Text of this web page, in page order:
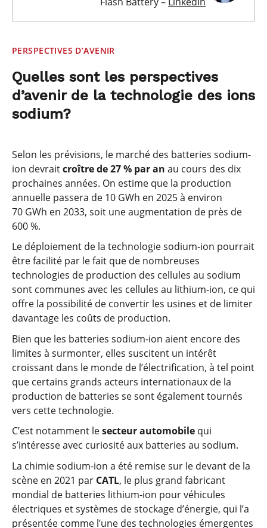
PERSPECTIVES D’AVENIR
Quelles sont les perspectives
d’avenir de la technologie des ions
sodium?
Selon les prévisions, le marché des batteries sodium-
ion devraitcroître de 27 % par an au cours des dix
prochaines années. On estime que la production
annuelle passera de 10 GWh en 2025 à environ
70 GWh en 2033, soit une augmentation de près de
600 %.
Le déploiement de la technologie sodium-ion pourrait
être facilité par le fait que de nombreuses
technologies de production des cellules au sodium
sont communes avec les cellules au lithium-ion, ce qui
offre la possibilité de convertir les usines et de limiter
davantage les coûts de production.
Bien que les batteries sodium-ion aient encore des
limites à surmonter, elles suscitent un intérêt
croissant dans le monde de l’électrification, à tel point
que certains grands acteurs internationaux de la
production de batteries se sont également tournés
vers cette technologie.
C’est notamment lesecteur automobile qui
s’intéresse avec curiosité aux batteries au sodium.
La chimie sodium-ion a été remise sur le devant de la
scène en 2021 par CATL, le plus grand fabricant
mondial de batteries lithium-ion pour véhicules
électriques et systèmes de stockage d’énergie, qui l’a
présentée comme l’une des technologies émergentes